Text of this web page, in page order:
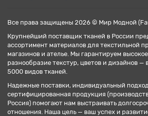
Все права защищены 2026 © Мир Модной
Крупнейший поставщик тканей в России
ассортимент материалов для текстильной
магазинов и ателье. Мы гарантируем
разнообразие текстур, цветов и дизайнов —
5000 видов тканей.
Надежные поставки, индивидуальный
сертифицированная продукция
Россия) помогают нам выстраивать
отношения. Наша цель — ваш успех и